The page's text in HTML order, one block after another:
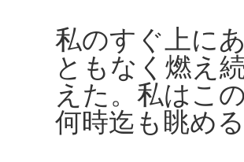
私のすぐ上に
ともなく燃え
えた。私はこ
何時迄も眺め